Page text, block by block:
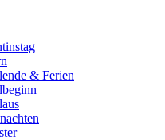
& Ferien